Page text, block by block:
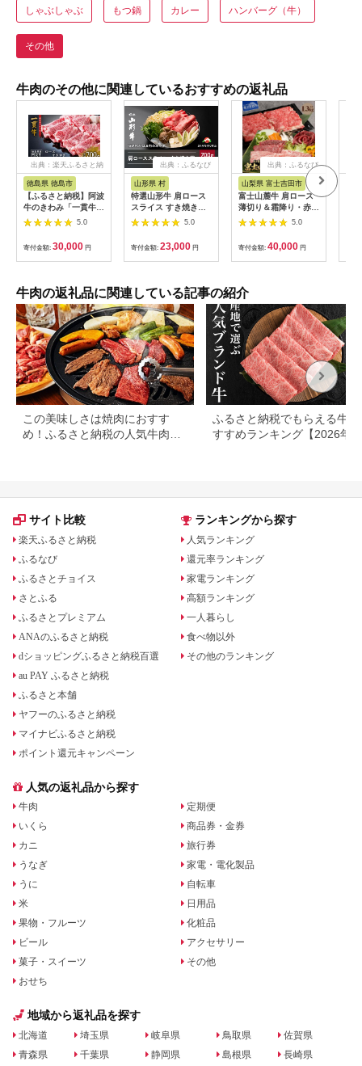
しゃぶしゃぶ もつ鍋 カレー ハンバーグ（牛）
その他
牛肉のその他に関連しているおすすめの返礼品
出典：楽天ふるさと納
徳島県 徳島市
【ふるさと納税】阿波
牛のきわみ「一貫牛」
ロース すき焼き 700g
| 阿波牛 国産牛 和牛
牛肉 牛 肉 焼肉 ロー
ス ブランド牛 すき焼
き すきやき しゃぶし
う にく ビーフ 赤身
人気 冷凍 送料無料 贈
り物 贈答 プレゼント
お取り寄せ 記念日 パ
ーティ
5.0
寄付金額: 30,000 円
出典：ふるなび
山形県 村
特選山形牛 肩ロース
スライス すき焼き用
700g 牛肉 黒毛和牛
ja-gnksx700
5.0
寄付金額: 23,000 円
出典：ふるなび
山梨県 富士吉田市
富士山麓牛 肩ロース
薄切り＆霜降り・赤身
焼肉セット 牛肉 食べ
比べ 計1.3kg 焼肉 す
き焼き 国産 精肉 冷凍
送料無料
5.0
寄付金額: 40,000 円
牛肉の返礼品に関連している記事の紹介
この美味しさは焼肉におすす
め！ふるさと納税の人気牛肉還
ふるさと納税でもらえる牛肉
すすめランキング【2026年
サイト比較
楽天ふるさと納税
ふるなび
ふるさとチョイス
さとふる
ふるさとプレミアム
ANAのふるさと納税
dショッピングふるさと納税百選
au PAY ふるさと納税
ふるさと本舗
ヤフーのふるさと納税
マイナビふるさと納税
ポイント還元キャンペーン
ランキングから探す
人気ランキング
還元率ランキング
家電ランキング
高額ランキング
一人暮らし
食べ物以外
その他のランキング
人気の返礼品から探す
牛肉
いくら
カニ
うなぎ
うに
米
果物・フルーツ
ビール
菓子・スイーツ
おせち
定期便
商品券・金券
旅行券
家電・電化製品
自転車
日用品
化粧品
アクセサリー
その他
地域から返礼品を探す
北海道
青森県
埼玉県
千葉県
岐阜県
静岡県
鳥取県
島根県
佐賀県
長崎県